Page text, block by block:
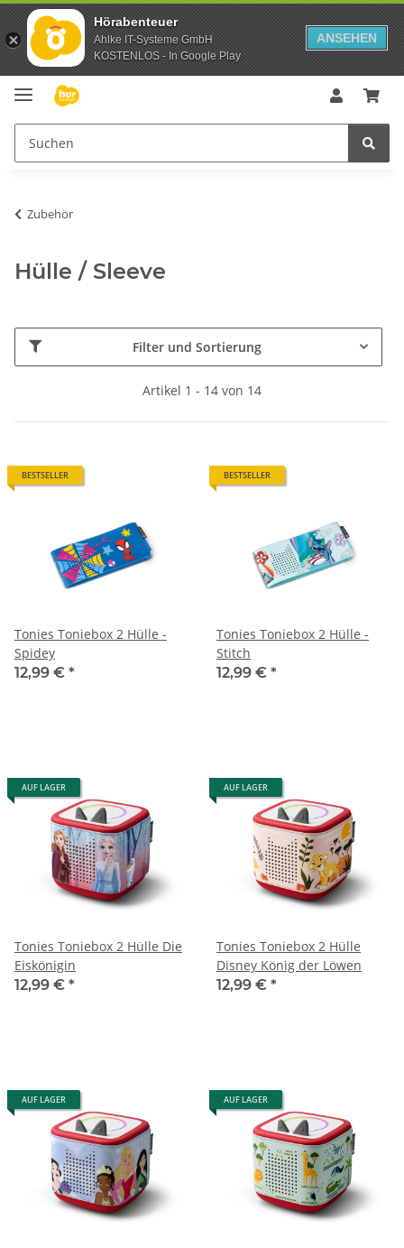
Hörabenteuer
Ahlke IT-Systeme GmbH
KOSTENLOS - In Google Play
ANSEHEN
Zubehör
Hülle / Sleeve
Filter und Sortierung
Artikel 1 - 14 von 14
BESTSELLER
Tonies Toniebox 2 Hülle -
Spidey
12,99 € *
BESTSELLER
Tonies Toniebox 2 Hülle -
Stitch
12,99 € *
AUF LAGER
Tonies Toniebox 2 Hülle Die
Eiskönigin
12,99 € *
AUF LAGER
Tonies Toniebox 2 Hülle
Disney König der Löwen
12,99 € *
AUF LAGER AUF LAGER